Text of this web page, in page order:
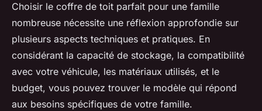
Choisir le coffre de toit parfait pour une famille
nombreuse nécessite une réflexion approfondie sur
plusieurs aspects techniques et pratiques. En
considérant la capacité de stockage, la compatibilité
avec votre véhicule, les matériaux utilisés, et le
budget, vous pouvez trouver le modèle qui répond
aux besoins spécifiques de votre famille.